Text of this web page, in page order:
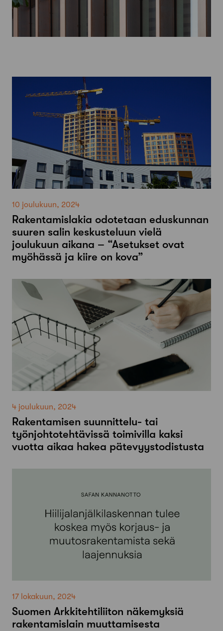
10 joulukuun, 2024
Rakentamislakia odotetaan eduskunnan
suuren salin keskusteluun vielä
joulukuun aikana – “Asetukset ovat
myöhässä ja kiire on kova”
4 joulukuun, 2024
Rakentamisen suunnittelu- tai
työnjohtotehtävissä toimivilla kaksi
vuotta aikaa hakea pätevyystodistusta
17 lokakuun, 2024
Suomen Arkkitehtiliiton näkemyksiä
rakentamislain muuttamisesta